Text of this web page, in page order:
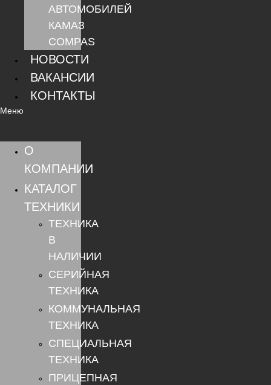
АВТОМОБИЛЕЙ
КАМАЗ
COMPAS
НОВОСТИ
ВАКАНСИИ
КОНТАКТЫ
Меню
О
КОМПАНИИ
КАТАЛОГ
ТЕХНИКИ
ТЕХНИКА
В
НАЛИЧИИ
СЕРИЙНАЯ
ТЕХНИКА
КОММУНАЛЬНАЯ
ТЕХНИКА
СПЕЦИАЛЬНАЯ
ТЕХНИКА
ПРИЦЕПНАЯ